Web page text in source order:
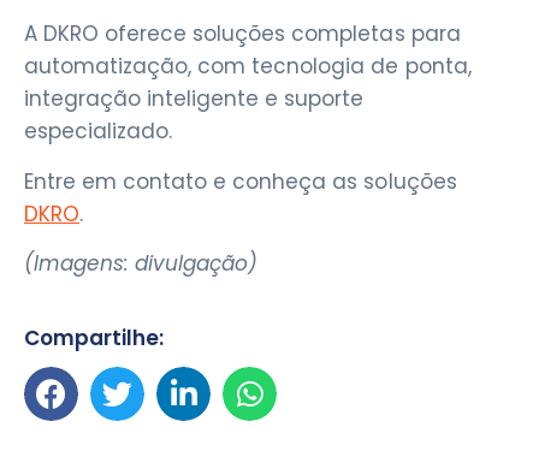
A DKRO oferece soluções completas para
automatização, com tecnologia de ponta,
integração inteligente e suporte
especializado.
Entre em contato e conheça as soluções
DKRO.
(Imagens: divulgação)
Compartilhe: